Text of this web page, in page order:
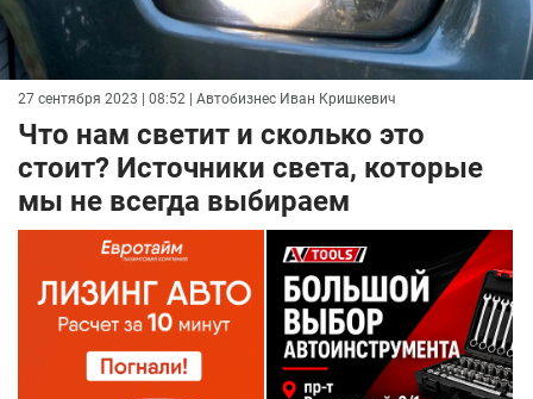
27 сентября 2023 | 08:52 | Автобизнес Иван Кришкевич
Что нам светит и сколько это
стоит? Источники света, которые
мы не всегда выбираем